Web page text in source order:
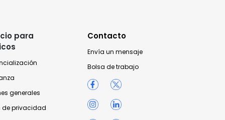
para
generales
de privacidad
Contacto
Envía un mensaje
Bolsa de trabajo